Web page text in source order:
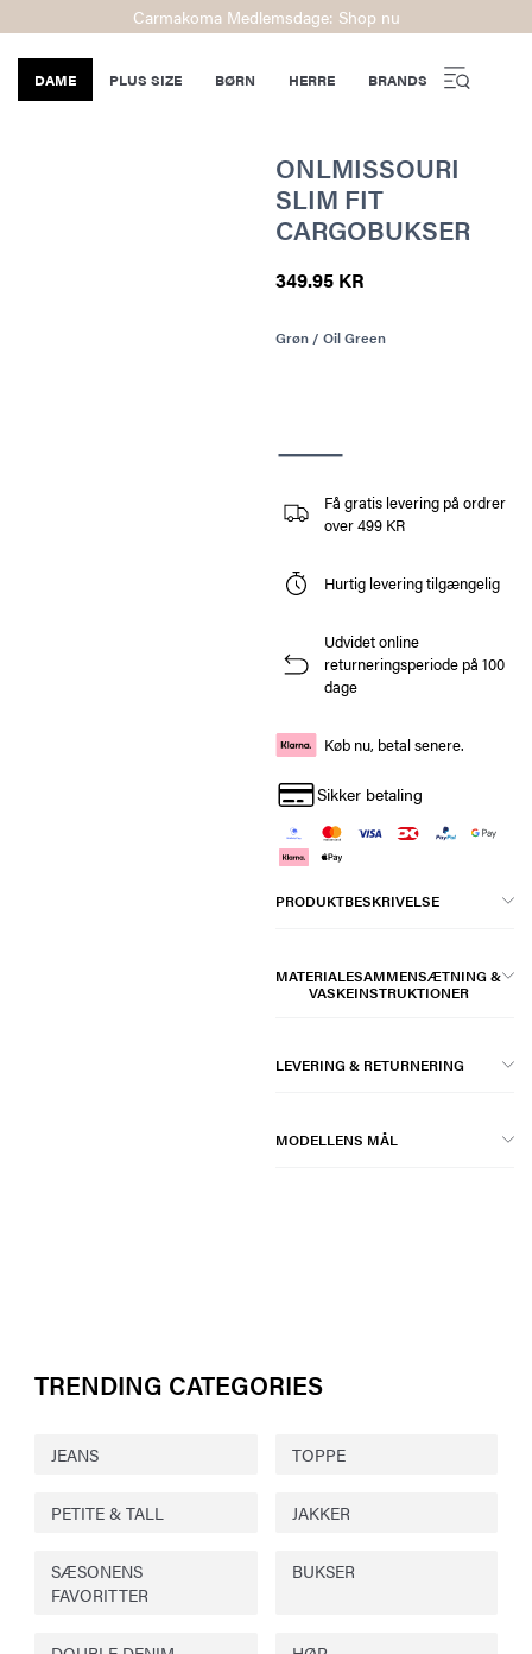
Carmakoma Medlemsdage: Shop nu
DAME PLUS SIZE BØRN HERRE BRANDS
ONLMISSOURI
SLIM FIT
CARGOBUKSER
349.95 KR
Grøn / Oil Green
Få gratis levering på ordrer
over 499 KR
Hurtig levering tilgængelig
Udvidet online
returneringsperiode på 100
dage
Køb nu, betal senere.
Sikker betaling
PRODUKTBESKRIVELSE
MATERIALESAMMENSÆTNING &
VASKEINSTRUKTIONER
LEVERING & RETURNERING
MODELLENS MÅL
TRENDING CATEGORIES
JEANS TOPPE
PETITE & TALL JAKKER
SÆSONENS
FAVORITTER
BUKSER